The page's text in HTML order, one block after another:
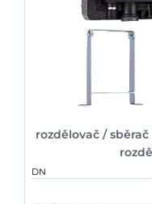
rozdělovač /
DN